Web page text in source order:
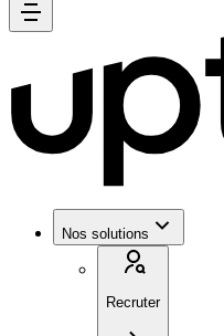
Nos solutions
Recruter